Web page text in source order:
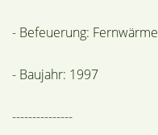
- Befeuerung: Fernwärme
- Baujahr: 1997
---------------